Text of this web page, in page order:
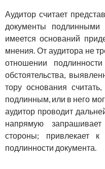
Аудитор считает
доку­менты
имеется оснований
мнения. От аудитора не
отношении
обстоятельства,
тору основания
подлинным, или в него
аудитор проводит
напрямую
стороны; привлекает
подлинности документа.